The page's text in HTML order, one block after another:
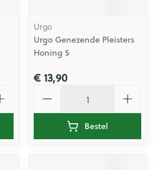
Urgo
Urgo Genezende Pleisters
Honing 5
€ 13,90
Bestel